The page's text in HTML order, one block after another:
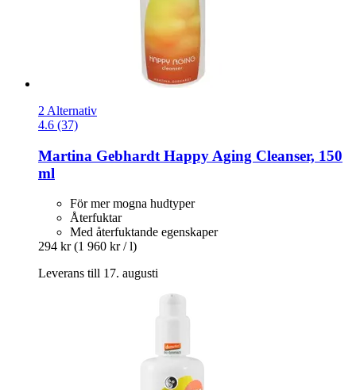
2 Alternativ
4.6 (37)
Martina Gebhardt Happy Aging Cleanser, 150
ml
För mer mogna hudtyper
Återfuktar
Med återfuktande egenskaper
294 kr (1 960 kr / l)
Leverans till 17. augusti